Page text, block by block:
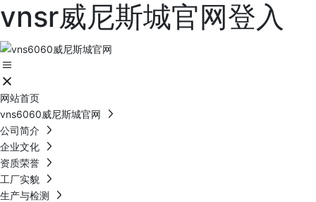
vnsr威尼斯城官网登入
网站首页
vns6060威尼斯城官网
公司简介
企业文化
资质荣誉
工厂实貌
生产与检测